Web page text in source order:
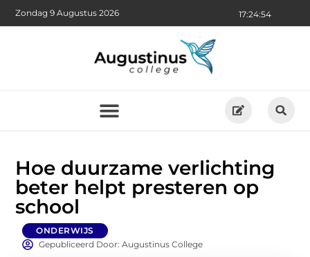
17:24:55
Zondag 9 Augustus 2026
Hoe duurzame verlichting
beter helpt presteren op
school
ONDERWIJS
Gepubliceerd Door: Augustinus College